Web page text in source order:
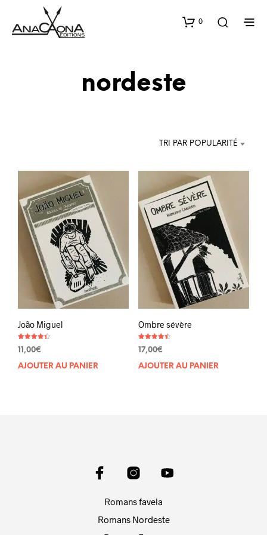
0
nordeste
TRI PAR POPULARITÉ
João Miguel
Note
4.33
11,00€
AJOUTER AU PANIER
Ombre sévère
Note
4.50
17,00€
AJOUTER AU PANIER
Romans favela
Romans Nordeste